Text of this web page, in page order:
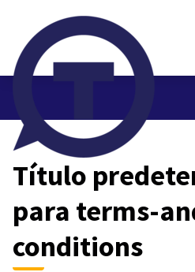
Título
para terms-
conditions